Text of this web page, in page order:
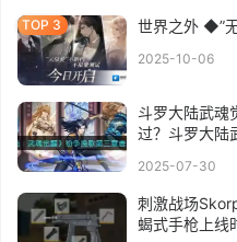
世界
2025-10-06
斗罗大陆武魂
过？斗罗大陆
2025-07-30
刺激战场
蝎式手枪上线